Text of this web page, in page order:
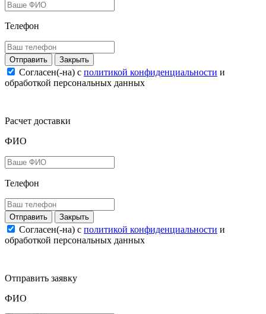
Телефон
Закрыть
Согласен(-на) c политикой конфиденциальности и
обработкой персональных данных
Расчет доставки
ФИО
Телефон
Закрыть
Согласен(-на) c политикой конфиденциальности и
обработкой персональных данных
Отправить заявку
ФИО